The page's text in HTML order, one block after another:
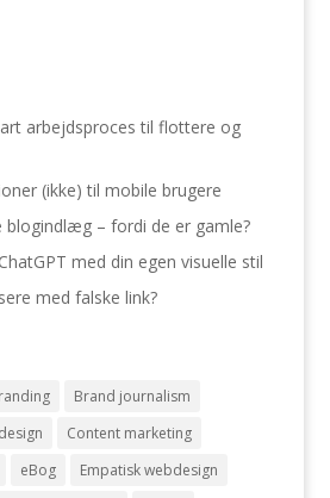
arbejdsproces til flottere og
(ikke) til mobile brugere
blogindlæg – fordi de er gamle?
med din egen visuelle stil
med falske link?
Brand journalism
Content marketing
eBog
Empatisk webdesign